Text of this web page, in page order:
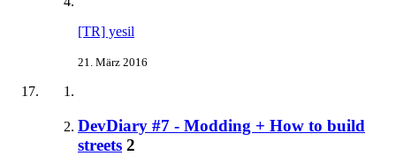
[TR] yesil
21. März 2016
DevDiary #7 - Modding + How to build
streets 2